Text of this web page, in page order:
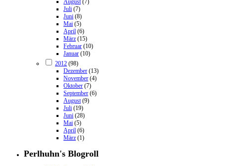
Juli (7)
Juni (8)
Mai (5)
April (6)
März (15)
Februar (10)
Januar (10)
2012 (98)
Dezember (13)
November (4)
Oktober (7)
September (6)
August (9)
Juli (19)
Juni (28)
Mai (5)
April (6)
März (1)
Perlhuhn's Blogroll